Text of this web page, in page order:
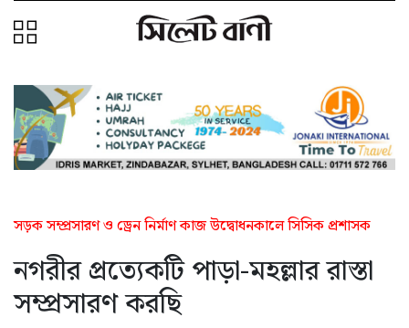
সড়ক সম্প্রসারণ ও ড্রেন নির্মাণ কাজ উদ্বোধনকালে সিসিক প্রশাসক
নগরীর প্রত্যেকটি পাড়া-মহল্লার রাস্তা
সম্প্রসারণ করছি